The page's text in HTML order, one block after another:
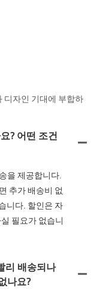
디자인 기대에 부합하
? 어떤 조건
을 제공합니다.
추가 배송비 없
니다. 할인은 자
필요가 없습니
리 배송되나
나요?